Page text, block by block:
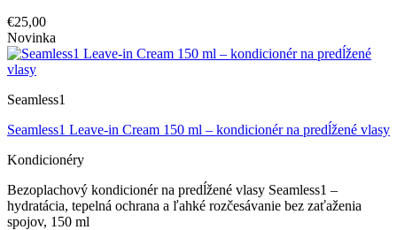
€25,00
Novinka
Seamless1
Seamless1 Leave-in Cream 150 ml – kondicionér na predĺžené vlasy
Kondicionéry
Bezoplachový kondicionér na predĺžené vlasy Seamless1 –
hydratácia, tepelná ochrana a ľahké rozčesávanie bez zaťaženia
spojov, 150 ml